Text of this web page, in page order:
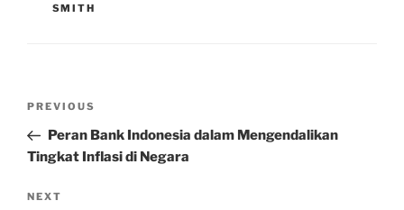
SMITH
Previous
Post
PREVIOUS
Peran Bank Indonesia dalam Mengendalikan
Tingkat Inflasi di Negara
Next
NEXT